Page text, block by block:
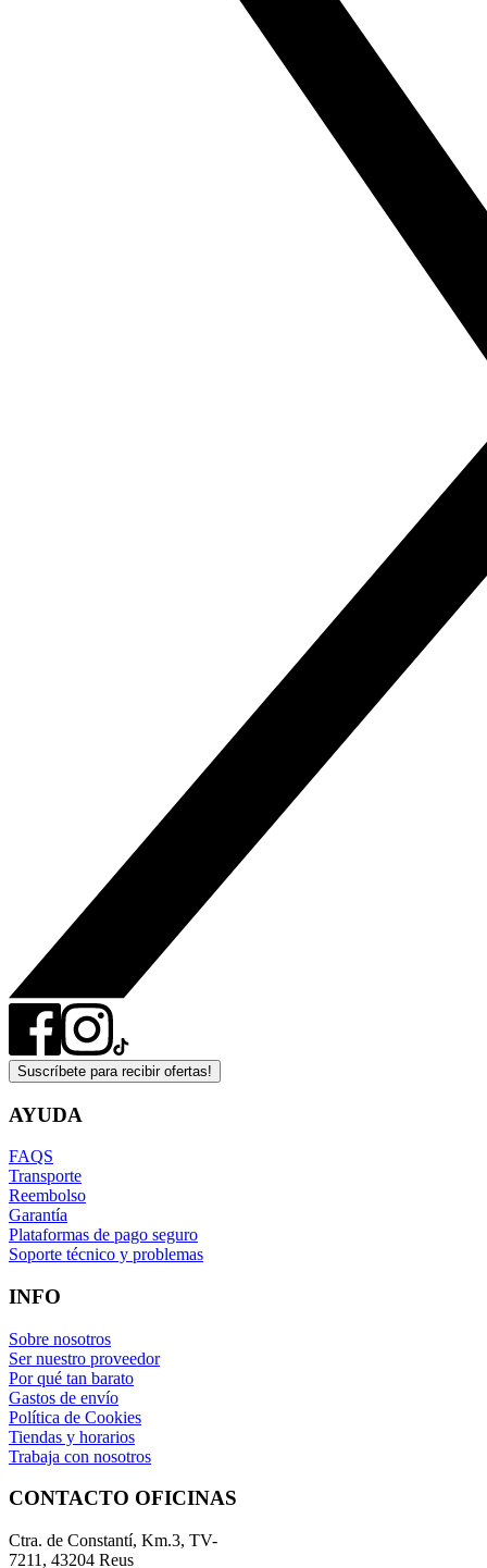
Suscríbete para recibir ofertas!
AYUDA
FAQS
Transporte
Reembolso
Garantía
Plataformas de pago seguro
Soporte técnico y problemas
INFO
Sobre nosotros
Ser nuestro proveedor
Por qué tan barato
Gastos de envío
Política de Cookies
Tiendas y horarios
Trabaja con nosotros
CONTACTO OFICINAS
Ctra. de Constantí, Km.3, TV-
7211, 43204 Reus